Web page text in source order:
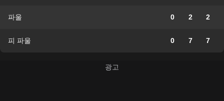
파울 0 2 2
피 파울 0 7 7